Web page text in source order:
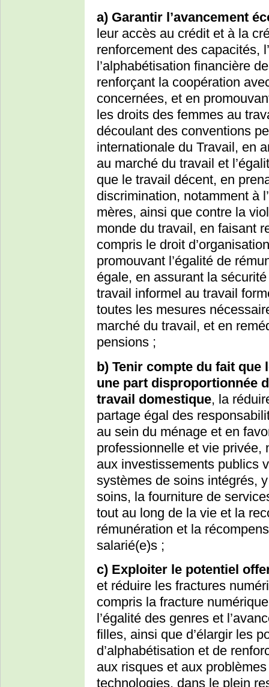
a) Garantir l’avancement
leur accès au crédit et à la
renforcement des capacités,
l’alphabétisation financière
renforçant la coopération
concernées, et en
les droits des femmes au
découlant des conventions
internationale du Travail, en
au marché du travail et
que le travail décent, en
discrimination, notamment à
mères, ainsi que contre la
monde du travail, en faisant
compris le droit
promouvant l’égalité de
égale, en assurant la
travail informel au travail
toutes les mesures
marché du travail, et en
pensions ;
b) Tenir compte du fait
une part disproportionnée
travail domestique, la
partage égal des
au sein du ménage et en
professionnelle et vie privée,
aux investissements publics
systèmes de soins intégrés,
soins, la fourniture de
tout au long de la vie et la
rémunération et la
salarié(e)s ;
c) Exploiter le potentiel
et réduire les fractures
compris la fracture
l’égalité des genres et
filles, ainsi que d’élargir les
d’alphabétisation et de
aux risques et aux
technologies, dans le plein